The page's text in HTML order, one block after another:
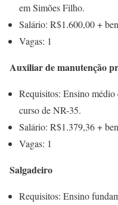
em Simões Filho.
Salário: R$1.600,00 +
Vagas: 1
Auxiliar de manutenção
Requisitos: Ensino médio
curso de NR-35.
Salário: R$1.379,36 +
Vagas: 1
Salgadeiro
Requisitos: Ensino